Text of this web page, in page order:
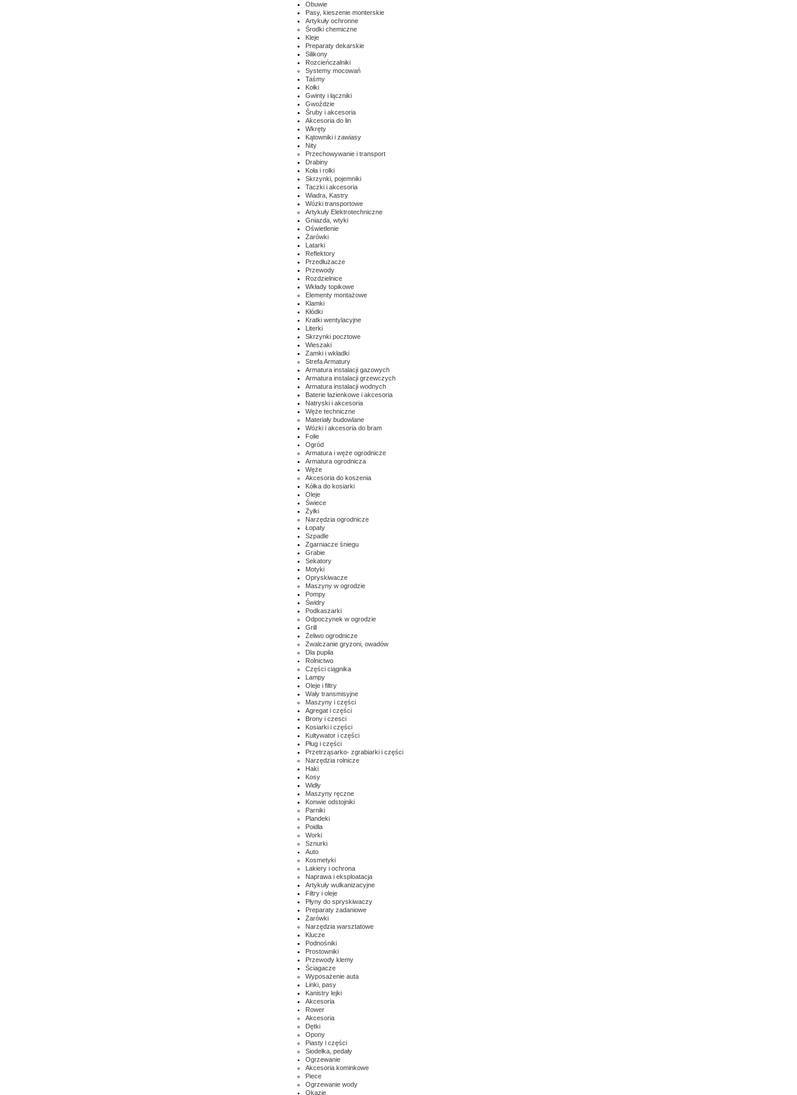
Obuwie
Pasy, kieszenie monterskie
Artykuły ochronne
Środki chemiczne
Kleje
Preparaty dekarskie
Silikony
Rozcieńczalniki
Systemy mocowań
Taśmy
Kołki
Gwinty i łączniki
Gwoździe
Śruby i akcesoria
Akcesoria do lin
Wkręty
Kątowniki i zawiasy
Nity
Przechowywanie i transport
Drabiny
Koła i rolki
Skrzynki, pojemniki
Taczki i akcesoria
Wiadra, Kastry
Wózki transportowe
Artykuły Elektrotechniczne
Gniazda, wtyki
Oświetlenie
Żarówki
Latarki
Reflektory
Przedłużacze
Przewody
Rozdzielnice
Wkłady topikowe
Elementy montażowe
Klamki
Kłódki
Kratki wentylacyjne
Literki
Skrzynki pocztowe
Wieszaki
Zamki i wkładki
Strefa Armatury
Armatura instalacji gazowych
Armatura instalacji grzewczych
Armatura instalacji wodnych
Baterie łazienkowe i akcesoria
Natryski i akcesoria
Węże techniczne
Materiały budowlane
Wózki i akcesoria do bram
Folie
Ogród
Armatura i węże ogrodnicze
Armatura ogrodnicza
Węże
Akcesoria do koszenia
Kółka do kosiarki
Oleje
Świece
Żyłki
Narzędzia ogrodnicze
Łopaty
Szpadle
Zgarniacze śniegu
Grabie
Sekatory
Motyki
Opryskiwacze
Maszyny w ogrodzie
Pompy
Świdry
Podkaszarki
Odpoczynek w ogrodzie
Grill
Żeliwo ogrodnicze
Zwalczanie gryzoni, owadów
Dla pupila
Rolnictwo
Części ciągnika
Lampy
Oleje i filtry
Wały transmisyjne
Maszyny i części
Agregat i części
Brony i czesci
Kosiarki i części
Kultywator i części
Pług i części
Przetrząsarko- zgrabiarki i części
Narzędzia rolnicze
Haki
Kosy
Widły
Maszyny ręczne
Konwie odstojniki
Parniki
Plandeki
Poidła
Worki
Sznurki
Auto
Kosmetyki
Lakiery i ochrona
Naprawa i eksploatacja
Artykuły wulkanizacyjne
Filtry i oleje
Płyny do spryskiwaczy
Preparaty zadaniowe
Żarówki
Narzędzia warsztatowe
Klucze
Podnośniki
Prostowniki
Przewody klemy
Ściagacze
Wyposażenie auta
Linki, pasy
Kanistry lejki
Akcesoria
Rower
Akcesoria
Dętki
Opony
Piasty i części
Siodełka, pedały
Ogrzewanie
Akcesoria kominkowe
Piece
Ogrzewanie wody
Okazje